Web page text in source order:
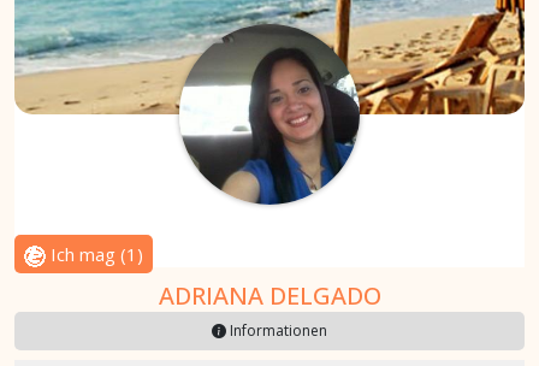
Ich mag (1 )
ADRIANA DELGADO
Informationen